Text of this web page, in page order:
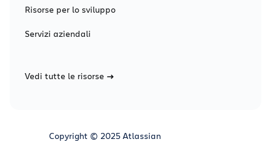
Risorse per lo sviluppo
Servizi aziendali
Vedi tutte le risorse
Copyright © 2025 Atlassian